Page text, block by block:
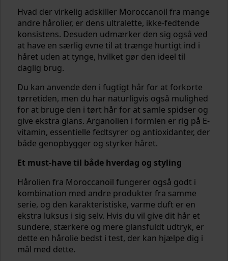
Hvad der virkelig adskiller Moroccanoil fra mange
andre hårolier, er dens ultralette, ikke-fedtende
konsistens. Desuden udmærker den sig også ved
at have en særlig evne til at trænge hurtigt ind i
håret uden at tynge, hvilket gør den ideel til
daglig brug.
Du kan anvende den i fugtigt hår for at forkorte
tørretiden, men du har naturligvis også mulighed
for at bruge den i tørt hår for at samle spidser og
give ekstra glans. Arganolien i formlen er rig på E-
vitamin, essentielle fedtsyrer og antioxidanter, der
både genopbygger og styrker håret.
Et must-have til både hverdag og styling
Hårolien fra Moroccanoil fungerer også godt i
kombination med andre produkter fra samme
serie, og den karakteristiske, varme duft er en
ekstra luksus i sig selv. Hvis du vil give dit hår et
sundere, stærkere og mere glansfuldt udtryk, er
dette en hårolie bedst i test, der kan hjælpe dig i
mål med dette.